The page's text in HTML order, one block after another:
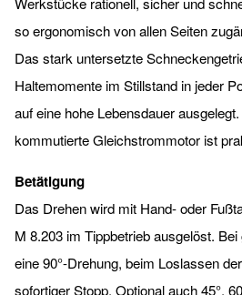
so ergonomisch von allen Seiten
Das stark untersetzte
Haltemomente im Stillstand in jeder
auf eine hohe Lebensdauer
kommutierte Gleichstrommotor ist
Betätigung
Das Drehen wird mit Hand- oder
M 8.203 im Tippbetrieb ausgelöst.
eine 90°-Drehung, beim Loslassen
sofortiger Stopp. Optional auch 45°,